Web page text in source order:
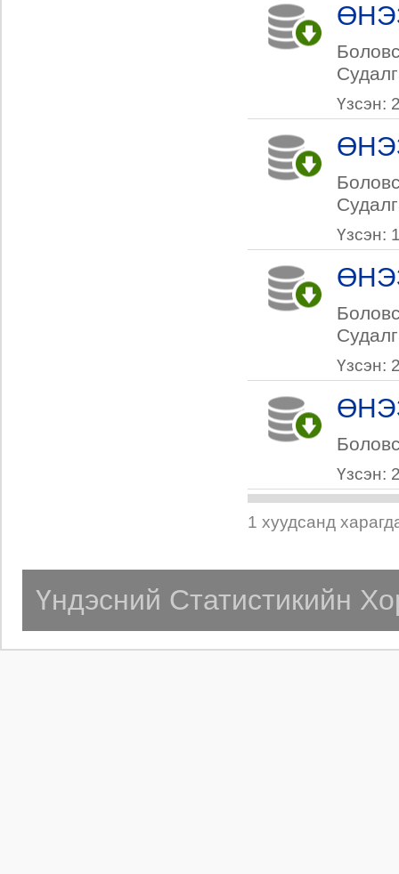
Үзсэн:
Үзсэн:
Үзсэн:
Үзсэн:
1 хуудсанд
Үндэсний Статистикийн